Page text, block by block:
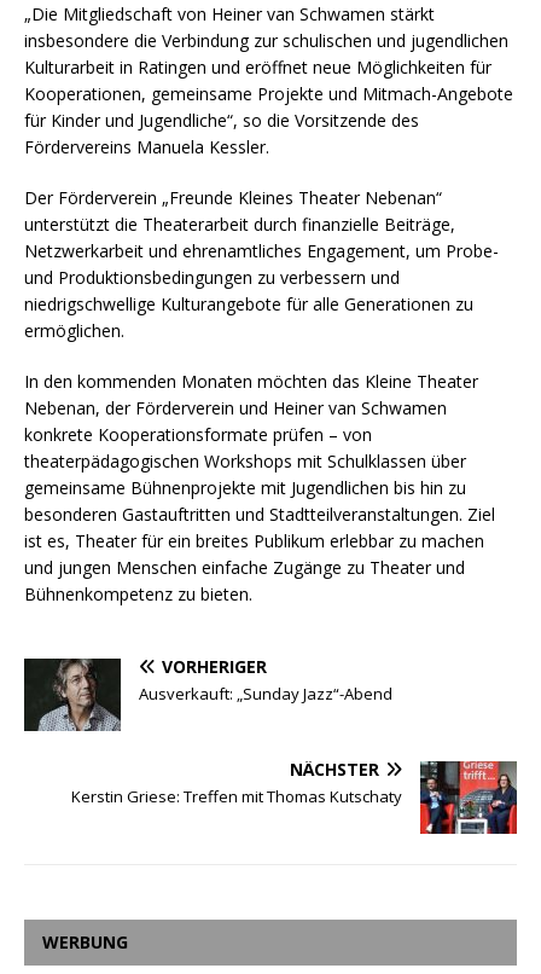
„Die Mitgliedschaft von Heiner van Schwamen stärkt
insbesondere die Verbindung zur schulischen und jugendlichen
Kulturarbeit in Ratingen und eröffnet neue Möglichkeiten für
Kooperationen, gemeinsame Projekte und Mitmach-Angebote
für Kinder und Jugendliche“, so die Vorsitzende des
Fördervereins Manuela Kessler.
Der Förderverein „Freunde Kleines Theater Nebenan“
unterstützt die Theaterarbeit durch finanzielle Beiträge,
Netzwerkarbeit und ehrenamtliches Engagement, um Probe-
und Produktionsbedingungen zu verbessern und
niedrigschwellige Kulturangebote für alle Generationen zu
ermöglichen.
In den kommenden Monaten möchten das Kleine Theater
Nebenan, der Förderverein und Heiner van Schwamen
konkrete Kooperationsformate prüfen – von
theaterpädagogischen Workshops mit Schulklassen über
gemeinsame Bühnenprojekte mit Jugendlichen bis hin zu
besonderen Gastauftritten und Stadtteilveranstaltungen. Ziel
ist es, Theater für ein breites Publikum erlebbar zu machen
und jungen Menschen einfache Zugänge zu Theater und
Bühnenkompetenz zu bieten.
VORHERIGER
Ausverkauft: „Sunday Jazz“-Abend
NÄCHSTER
Kerstin Griese: Treffen mit Thomas Kutschaty
WERBUNG